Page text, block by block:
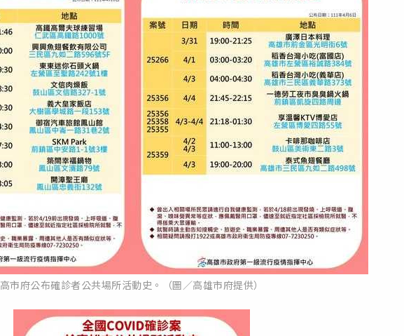
高市府公布確診者公共場所活動史。（圖／高雄市府提供）